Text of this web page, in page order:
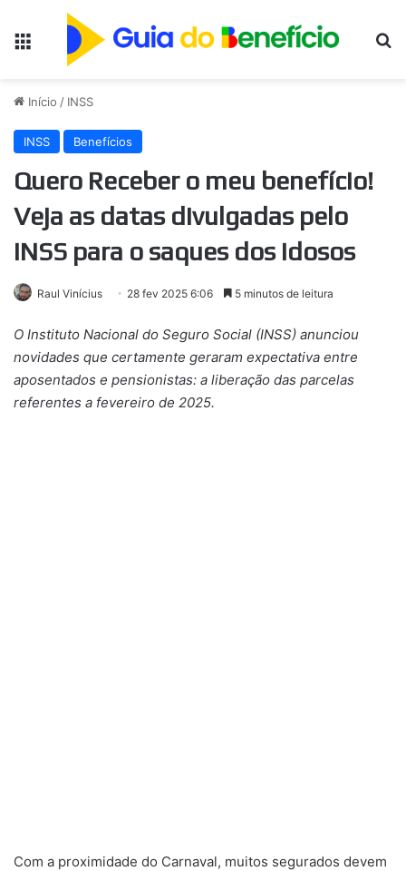
Início / INSS
INSS Benefícios
Quero Receber o meu benefício!
Veja as datas divulgadas pelo
INSS para o saques dos idosos
Raul Vinícius 28 fev 2025 6:06 5 minutos de leitura
O Instituto Nacional do Seguro Social (INSS) anunciou
novidades que certamente geraram expectativa entre
aposentados e pensionistas: a liberação das parcelas
referentes a fevereiro de 2025.
Com a proximidade do Carnaval, muitos segurados devem